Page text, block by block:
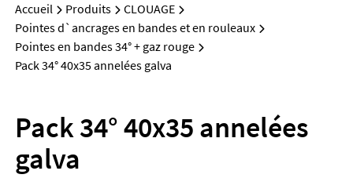
Accueil Produits
CLOUAGE
Pointes d`ancrages en bandes et en rouleaux
Pointes en bandes 34° + gaz rouge
Pack 34° 40x35 annelées galva
Pack 34° 40x35 annelées
galva